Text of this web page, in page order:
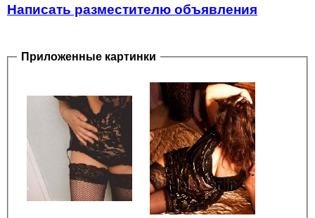
Написать разместителю объявления
Приложенные картинки